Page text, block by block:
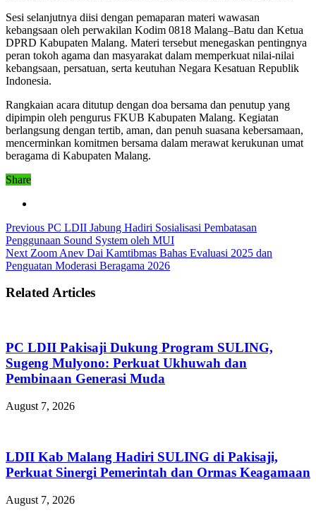
Sesi selanjutnya diisi dengan pemaparan materi wawasan
kebangsaan oleh perwakilan Kodim 0818 Malang–Batu dan Ketua
DPRD Kabupaten Malang. Materi tersebut menegaskan pentingnya
peran tokoh agama dan masyarakat dalam memperkuat nilai-nilai
kebangsaan, persatuan, serta keutuhan Negara Kesatuan Republik
Indonesia.
Rangkaian acara ditutup dengan doa bersama dan penutup yang
dipimpin oleh pengurus FKUB Kabupaten Malang. Kegiatan
berlangsung dengan tertib, aman, dan penuh suasana kebersamaan,
mencerminkan komitmen bersama dalam merawat kerukunan umat
beragama di Kabupaten Malang.
Share
Previous PC LDII Jabung Hadiri Sosialisasi Pembatasan
Penggunaan Sound System oleh MUI
Next Zoom Anev Dai Kamtibmas Bahas Evaluasi 2025 dan
Penguatan Moderasi Beragama 2026
Related Articles
PC LDII Pakisaji Dukung Program SULING,
Sugeng Mulyono: Perkuat Ukhuwah dan
Pembinaan Generasi Muda
August 7, 2026
LDII Kab Malang Hadiri SULING di Pakisaji,
Perkuat Sinergi Pemerintah dan Ormas Keagamaan
August 7, 2026